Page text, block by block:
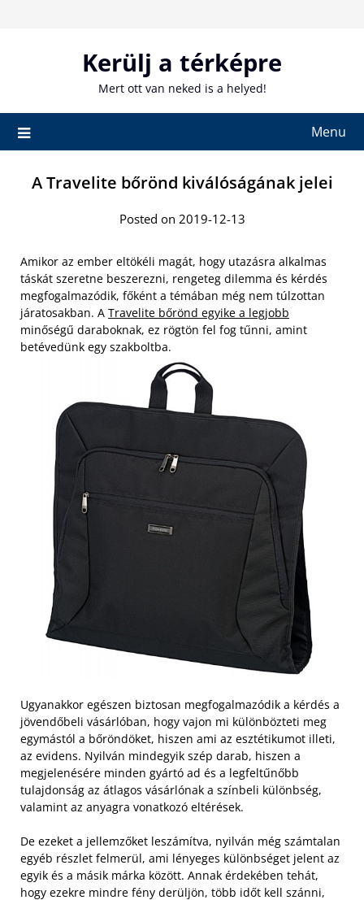
Kerülj a térképre
Mert ott van neked is a helyed!
Menu
A Travelite bőrönd kiválóságának jelei
Posted on 2019-12-13
Amikor az ember eltökéli magát, hogy utazásra alkalmas
táskát szeretne beszerezni, rengeteg dilemma és kérdés
megfogalmazódik, főként a témában még nem túlzottan
járatosakban. A Travelite bőrönd egyike a legjobb
minőségű daraboknak, ez rögtön fel fog tűnni, amint
betévedünk egy szakboltba.
Ugyanakkor egészen biztosan megfogalmazódik a kérdés a
jövendőbeli vásárlóban, hogy vajon mi különbözteti meg
egymástól a bőröndöket, hiszen ami az esztétikumot illeti,
az evidens. Nyilván mindegyik szép darab, hiszen a
megjelenésére minden gyártó ad és a legfeltűnőbb
tulajdonság az átlagos vásárlónak a színbeli különbség,
valamint az anyagra vonatkozó eltérések.
De ezeket a jellemzőket leszámítva, nyilván még számtalan
egyéb részlet felmerül, ami lényeges különbséget jelent az
egyik és a másik márka között. Annak érdekében tehát,
hogy ezekre mindre fény derüljön, több időt kell szánni,